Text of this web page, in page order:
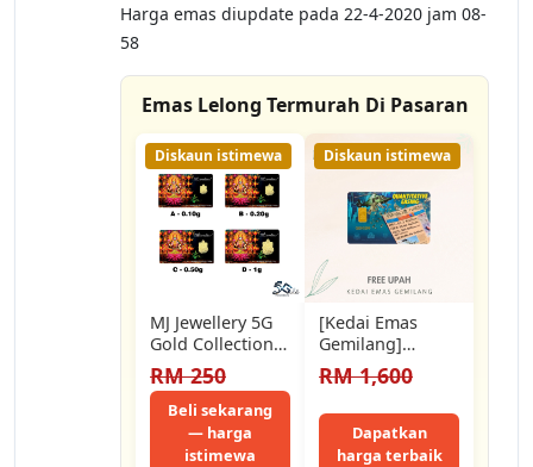
Harga emas diupdate pada 22-4-2020 jam 08-
58
Emas Lelong Termurah Di Pasaran
Diskaun istimewa
MJ Jewellery 5G
Gold Collection
999.9/24K Gold
Bar F63 (0.1g /
0.2g…
RM 250
Beli sekarang
— harga
istimewa
Diskaun istimewa
[Kedai Emas
Gemilang]
8001308 Public
Gold 1G
(Qe00298) Gold
Bar (1.5Cm) (1G)…
RM 1,600
Dapatkan
harga terbaik